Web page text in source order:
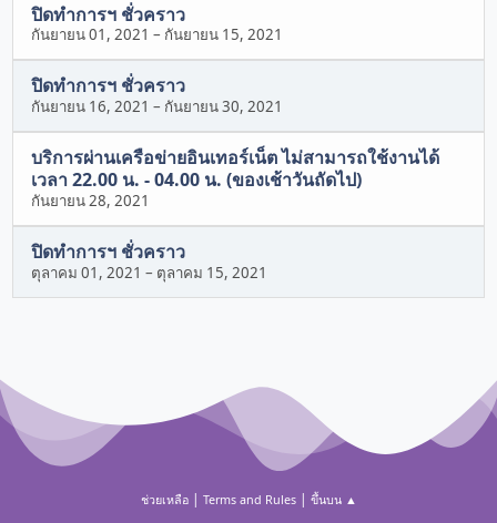
ปิดทำการฯ ชั่วคราว
กันยายน 01, 2021 – กันยายน 15, 2021
ปิดทำการฯ ชั่วคราว
กันยายน 16, 2021 – กันยายน 30, 2021
บริการผ่านเครือข่ายอินเทอร์เน็ต ไม่สามารถใช้งานได้
เวลา 22.00 น. - 04.00 น. (ของเช้าวันถัดไป)
กันยายน 28, 2021
ปิดทำการฯ ชั่วคราว
ตุลาคม 01, 2021 – ตุลาคม 15, 2021
ช่วยเหลือ| Terms and Rules| ขึ้นบน ▲